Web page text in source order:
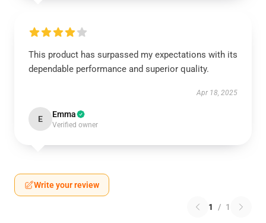
This product has surpassed my expectations with its
dependable performance and superior quality.
Apr 18, 2025
E Emma
Verified owner
Write your review
1 / 1